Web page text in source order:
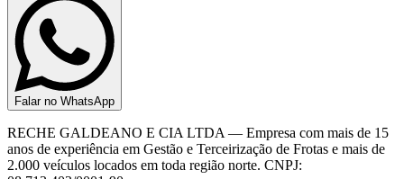
Falar no WhatsApp
RECHE GALDEANO E CIA LTDA — Empresa com mais de 15
anos de experiência em Gestão e Terceirização de Frotas e mais de
2.000 veículos locados em toda região norte. CNPJ: